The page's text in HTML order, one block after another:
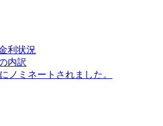
利状況
内訳
ノミネートされました。